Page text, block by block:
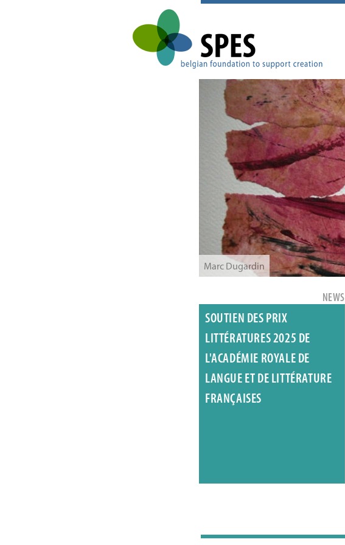
Marc Dugardin
NEWS
SOUTIEN DES PRIX
LITTÉRATURES 2025 DE
L'ACADÉMIE ROYALE DE
LANGUE ET DE LITTÉRATURE
FRANÇAISES